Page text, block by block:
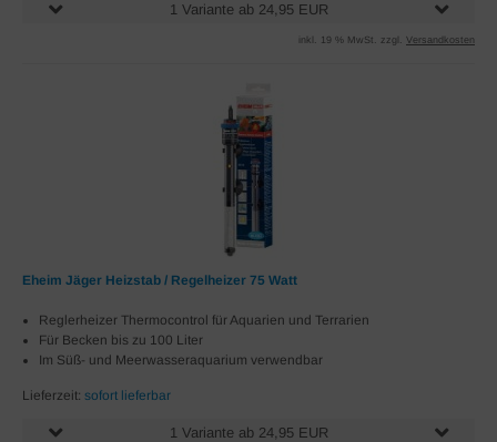
1 Variante ab 24,95 EUR
inkl. 19 % MwSt. zzgl. Versandkosten
Eheim Jäger Heizstab / Regelheizer 75 Watt
Reglerheizer Thermocontrol für Aquarien und Terrarien
Für Becken bis zu 100 Liter
Im Süß- und Meerwasseraquarium verwendbar
Lieferzeit: sofort lieferbar
1 Variante ab 24,95 EUR